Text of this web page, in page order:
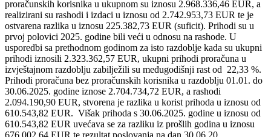
proračunskih korisnika u ukupnom su iznosu 2.968.336,46 EUR, a
realizirani su rashodi i izdaci u iznosu od 2.742.953,73 EUR te je
ostvarena razlika u iznosu 225.382,73 EUR (suficit). Prihodi su u
prvoj polovici 2025. godine bili veći u odnosu na rashode. U
usporedbi sa prethodnom godinom za isto razdoblje kada su ukupni
prihodi iznosili 2.323.362,57 EUR, ukupni prihodi proračuna u
izvještajnom razdoblju zabilježili su međugodišnji rast od 22,33 %.
Prihodi proračuna bez proračunskih korisnika u razdoblju 01.01. do
30.06.2025. godine iznose 2.704.734,72 EUR, a rashodi
2.094.190,90 EUR, stvorena je razlika u korist prihoda u iznosu od
610.543,82 EUR. Višak prihoda s 30.06.2025. godine u iznosu od
610.543,82 EUR uvećava se za razliku iz prošlih godina u iznosu
676.002,64 EUR te rezultat poslovanja na dan 30.06.20